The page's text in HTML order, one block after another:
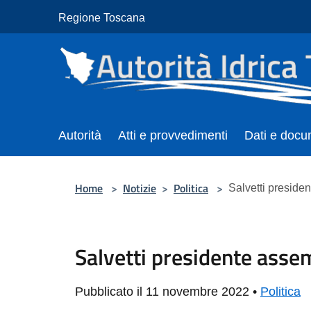
Regione Toscana
Autorità Atti e provvedimenti Dati e
Home > Notizie > Politica > Salvetti
Salvetti presidente
Pubblicato il 11 novembre 2022 • Politica